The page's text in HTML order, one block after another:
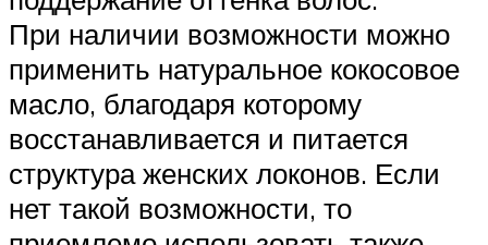
При наличии возможности можно
применить натуральное кокосовое
масло, благодаря которому
восстанавливается и питается
структура женских локонов. Если
нет такой возможности, то